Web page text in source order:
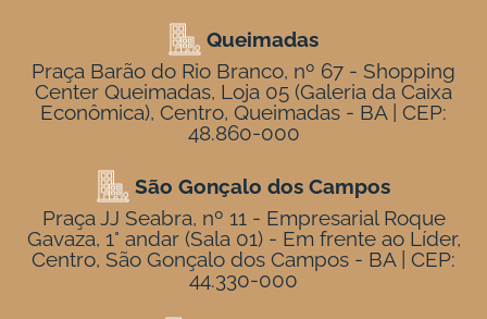
Queimadas
Praça Barão do Rio Branco, nº 67 - Shopping
Center Queimadas, Loja 05 (Galeria da Caixa
Econômica), Centro, Queimadas - BA | CEP:
48.860-000
São Gonçalo dos Campos
Praça JJ Seabra, nº 11 - Empresarial Roque
Gavaza, 1° andar (Sala 01) - Em frente ao Líder,
Centro, São Gonçalo dos Campos - BA | CEP:
44.330-000